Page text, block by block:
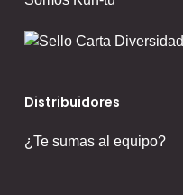
Distribuidores
¿Te sumas al equipo?